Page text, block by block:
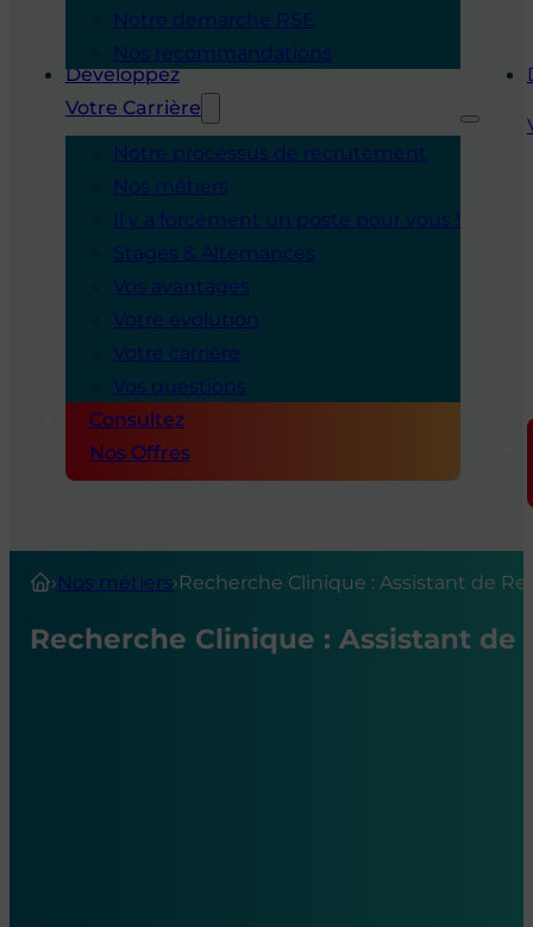
Notre démarche RSE
Nos recommandations
Développez
Votre Carrière
Notre processus de recrutement
Nos métiers
Il y a forcément un poste pour vous !
Stages & Alternances
Vos avantages
Votre évolution
Votre carrière
Vos questions
Consultez
Nos Offres
›Nos métiers›Recherche Clinique : Assistant de
Recherche Clinique : Assistant